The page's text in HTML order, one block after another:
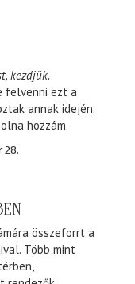
kezdjük.
felvenni ezt a
annak idején.
hozzám.
összeforrt a
Több mint